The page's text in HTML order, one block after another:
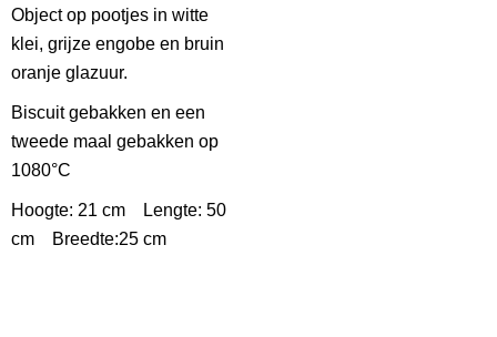
Object op pootjes in witte
klei, grijze engobe en bruin
oranje glazuur.
Biscuit gebakken en een
tweede maal gebakken op
1080°C
Hoogte: 21 cm Lengte: 50
cm Breedte:25 cm